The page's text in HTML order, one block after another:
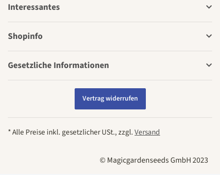
Interessantes
Shopinfo
Gesetzliche Informationen
Vertrag widerrufen
* Alle Preise inkl. gesetzlicher USt., zzgl.Versand
© Magicgardenseeds GmbH 2023